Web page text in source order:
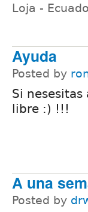
Loja -
Ayuda
Posted by
Si
libre :) !!!
A una
Posted by